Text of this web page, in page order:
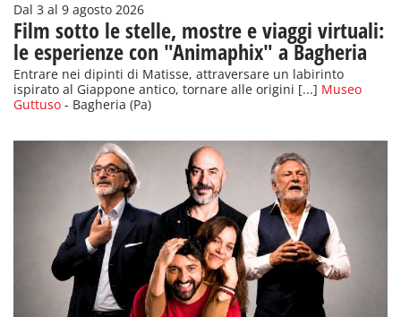
Dal 3 al 9 agosto 2026
Film sotto le stelle, mostre e viaggi virtuali:
le esperienze con "Animaphix" a Bagheria
Entrare nei dipinti di Matisse, attraversare un labirinto
ispirato al Giappone antico, tornare alle origini [...] Museo
Guttuso - Bagheria (Pa)